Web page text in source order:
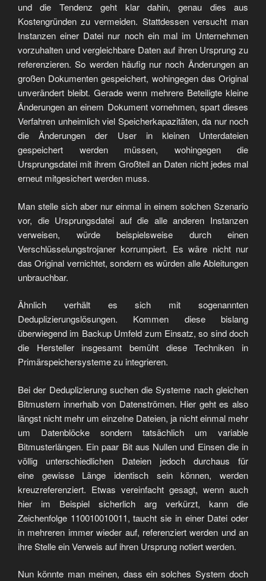
und die Tendenz geht klar dahin, genau dies aus
Kostengründen zu vermeiden. Stattdessen versucht man
Instanzen einer Datei nur noch ein mal im Unternehmen
vorzuhalten und vergleichbare Daten auf ihren Ursprung zu
referenzieren. So werden häufig nur noch Änderungen an
großen Dokumenten gespeichert, wohingegen das Original
unverändert bleibt. Gerade wenn mehrere Beteiligte kleine
Änderungen an einem Dokument vornehmen, spart dieses
Verfahren unheimlich viel Speicherkapazitäten, da nur noch
die Änderungen der User in kleinen Unterdateien
gespeichert werden müssen, wohingegen die
Ursprungsdatei mit ihrem Großteil an Daten nicht jedes mal
erneut mitgesichert werden muss.
Man stelle sich aber nur einmal in einem solchen Szenario
vor, die Ursprungsdatei auf die alle anderen Instanzen
verweisen, würde beispielsweise durch einen
Verschlüsselungstrojaner korrumpiert. Es wäre nicht nur
das Original vernichtet, sondern es würden alle Ableitungen
unbrauchbar.
Ähnlich verhält es sich mit sogenannten
Deduplizierungslösungen. Kommen diese bislang
überwiegend im Backup Umfeld zum Einsatz, so sind doch
die Hersteller insgesamt bemüht diese Techniken in
Primärspeichersysteme zu integrieren.
Bei der Deduplizierung suchen die Systeme nach gleichen
Bitmustern innerhalb von Datenströmen. Hier geht es also
längst nicht mehr um einzelne Dateien, ja nicht einmal mehr
um Datenblöcke sondern tatsächlich um variable
Bitmusterlängen. Ein paar Bit aus Nullen und Einsen die in
völlig unterschiedlichen Dateien jedoch durchaus für
eine gewisse Länge identisch sein können, werden
kreuzreferenziert. Etwas vereinfacht gesagt, wenn auch
hier im Beispiel sicherlich arg verkürzt, kann die
Zeichenfolge 110010010011, taucht sie in einer Datei oder
in mehreren immer wieder auf, referenziert werden und an
ihre Stelle ein Verweis auf ihren Ursprung notiert werden.
Nun könnte man meinen, dass ein solches System doch